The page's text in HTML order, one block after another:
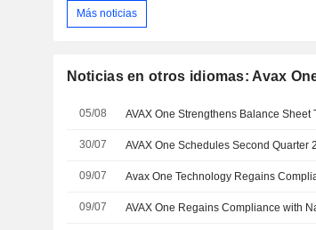
Más noticias
Noticias en otros idiomas: Avax
05/08
30/07
09/07 Avax One Technology Regains
09/07 AVAX One Regains Compliance with